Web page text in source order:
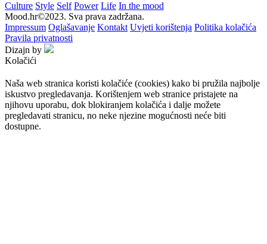
Culture Style Self Power Life In the mood
Mood.hr©2023. Sva prava zadržana.
Impressum Oglašavanje Kontakt Uvjeti korištenja Politika kolačića
Pravila privatnosti
Dizajn by
Kolačići
Naša web stranica koristi kolačiće (cookies) kako bi pružila najbolje
iskustvo pregledavanja. Korištenjem web stranice pristajete na
njihovu uporabu, dok blokiranjem kolačića i dalje možete
pregledavati stranicu, no neke njezine mogućnosti neće biti
dostupne.